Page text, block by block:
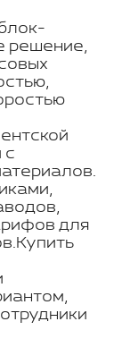
решение,
с
для